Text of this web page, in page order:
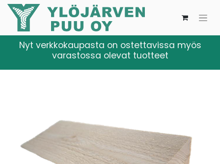
Nyt verkkokaupasta on ostettavissa myös
varastossa olevat tuotteet